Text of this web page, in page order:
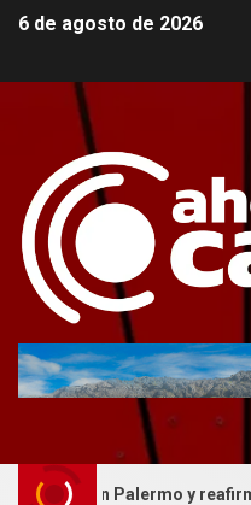
6 de agosto de 2026
en Palermo y reafirmó su